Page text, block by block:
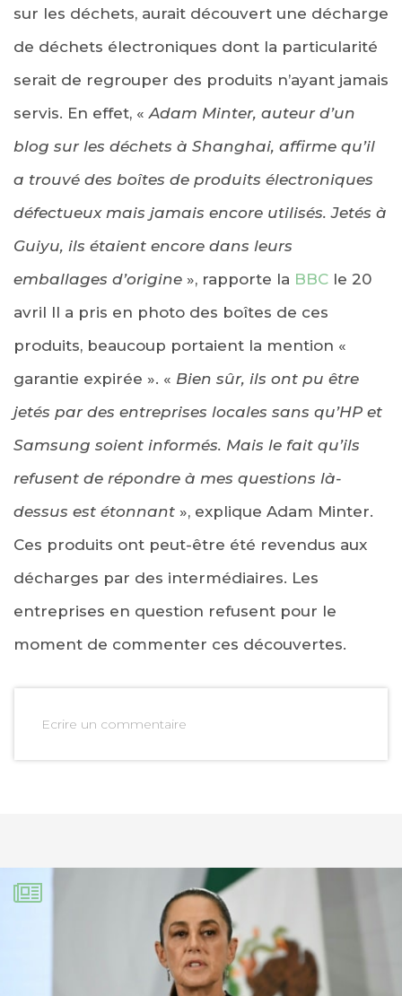
sur les déchets, aurait découvert une décharge
de déchets électroniques dont la particularité
serait de regrouper des produits n’ayant jamais
servis. En effet, « Adam Minter, auteur d’un
blog sur les déchets à Shanghai, affirme qu’il
a trouvé des boîtes de produits électroniques
défectueux mais jamais encore utilisés. Jetés à
Guiyu, ils étaient encore dans leurs
emballages d’origine », rapporte la BBC le 20
avril Il a pris en photo des boîtes de ces
produits, beaucoup portaient la mention «
garantie expirée ». « Bien sûr, ils ont pu être
jetés par des entreprises locales sans qu’HP et
Samsung soient informés. Mais le fait qu’ils
refusent de répondre à mes questions là-
dessus est étonnant », explique Adam Minter.
Ces produits ont peut-être été revendus aux
décharges par des intermédiaires. Les
entreprises en question refusent pour le
moment de commenter ces découvertes.
Ecrire un commentaire